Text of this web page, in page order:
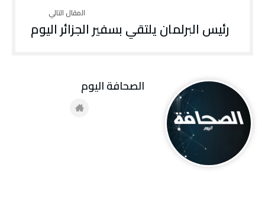
رئيس البرلمان يلتقي بسفير الجزائر اليوم